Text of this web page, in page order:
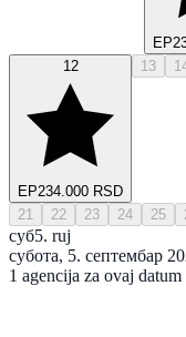
EP
12
EP234.000 RSD
13
21 22 23 24 25
суб5. ruj
субота, 5. септембар
1 agencija za ovaj datum